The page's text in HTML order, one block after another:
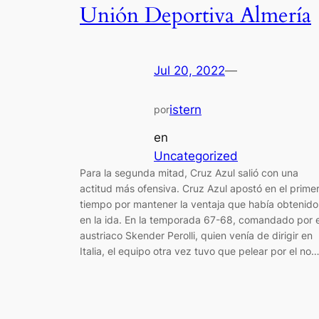
Unión Deportiva Almería
Jul 20, 2022—
poristern
en
Uncategorized
Para la segunda mitad, Cruz Azul salió con una
actitud más ofensiva. Cruz Azul apostó en el primer
tiempo por mantener la ventaja que había obtenido
en la ida. En la temporada 67-68, comandado por
austriaco Skender Perolli, quien venía de dirigir en
Italia, el equipo otra vez tuvo que pelear por el no…